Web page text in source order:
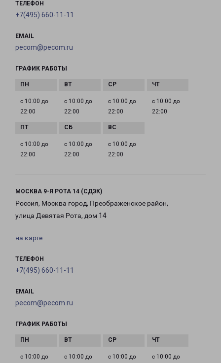
ТЕЛЕФОН
+7(495) 660-11-11
EMAIL
pecom@pecom.ru
ГРАФИК РАБОТЫ
с 10:00 до
22:00
с 10:00 до
22:00
с 10:00 до
22:00
с 10:00 до
22:00
с 10:00 до
22:00
с 10:00 до
22:00
с 10:00 до
22:00
МОСКВА 9-Я РОТА 14 (СДЭК)
Россия, Москва город, Преображенское район,
улица Девятая Рота, дом 14
на карте
ТЕЛЕФОН
+7(495) 660-11-11
EMAIL
pecom@pecom.ru
ГРАФИК РАБОТЫ
с 10:00 до
с 10:00 до
с 10:00 до
с 10:00 до